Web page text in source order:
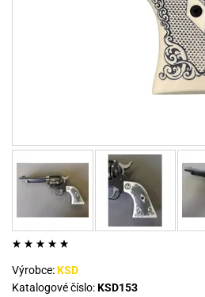
Výrobce:KSD
Katalogové číslo:KSD153